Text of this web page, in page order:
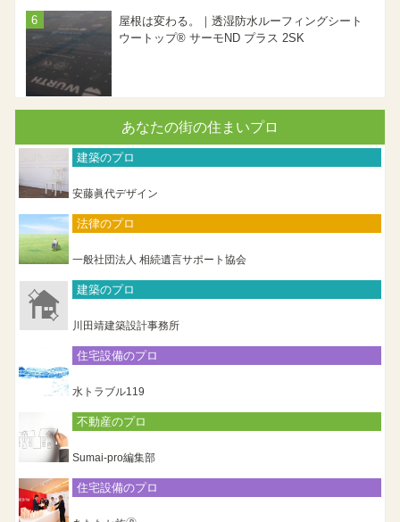
屋根は変わる。｜透湿防水ルーフィングシート
ウートップ® サーモND プラス 2SK
あなたの街の住まいプロ
建築のプロ
安藤眞代デザイン
法律のプロ
一般社団法人 相続遺言サポート協会
建築のプロ
川田靖建築設計事務所
住宅設備のプロ
水トラブル119
不動産のプロ
Sumai-pro編集部
住宅設備のプロ